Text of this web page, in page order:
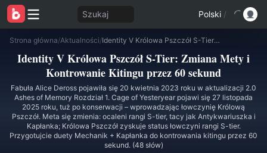
Szukaj Polski /
Strona główna/Aktualności/ Identity V Królowa Pszczół S-Tier: Zmiana Mety i Kontrowanie Kitingu przez 60 sekund
Identity V Królowa Pszczół S-Tier: Zmiana Mety i
Kontrowanie Kitingu przez 60 sekund
Fabuła Alice Deross pojawiła się 20 kwietnia 2023 roku w aktualizacji 2.0
Ashes of Memory Rozdział 1. Cage of Yesteryear pojawi się 27 listopada
2025 roku, tuż po konserwacji – wprowadzając łowczynię Królową
Pszczół. Meta się zmienia: ocaleni rangi S-tier, tacy jak Antykwariuszka i
Kapłanka; Królowa Pszczół zyskuje status łowczyni rangi S-tier.
Przygotujcie duety Mechanik + Kapłanka do kontrowania kitingu przez 60
sekund. (48 słów)